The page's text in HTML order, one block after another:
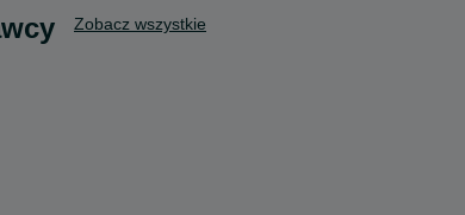
Zobacz wszystkie